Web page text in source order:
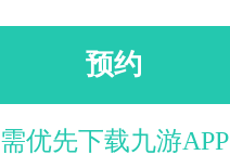
预约
需优先下载九游APP